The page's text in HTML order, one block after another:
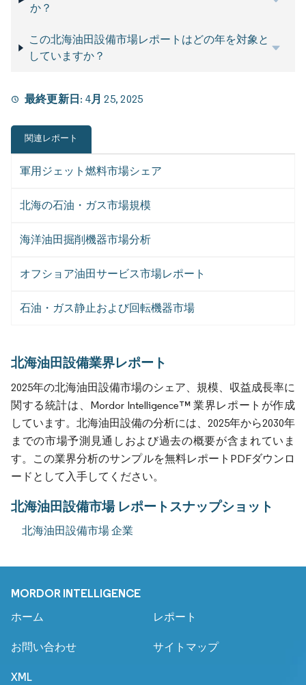
か？
この北海油田設備市場レポートはどの年を対象と
していますか？
最終更新日: 4月 25, 2025
関連レポート
軍用ジェット燃料市場シェア
北海の石油・ガス市場規模
海洋油田掘削機器市場分析
オフショア油田サービス市場レポート
石油・ガス静止および回転機器市場
北海油田設備業界レポート
2025年の北海油田設備市場のシェア、規模、収益成長率に
関する統計は、Mordor Intelligence™ 業界レポートが作成
しています。北海油田設備の分析には、2025年から2030年
までの市場予測見通しおよび過去の概要が含まれていま
す。この業界分析のサンプルを無料レポートPDFダウンロ
ードとして入手してください。
北海油田設備市場 レポートスナップショット
北海油田設備市場 企業
MORDOR INTELLIGENCE
ホーム レポート
お問い合わせ サイトマップ
XML